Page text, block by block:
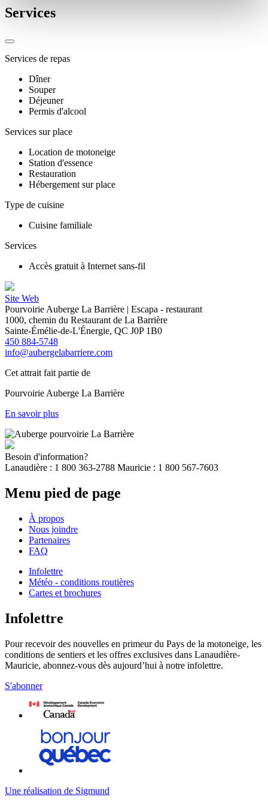
Services
Services de repas
Dîner
Souper
Déjeuner
Permis d'alcool
Services sur place
Location de motoneige
Station d'essence
Restauration
Hébergement sur place
Type de cuisine
Cuisine familiale
Services
Accès gratuit à Internet sans-fil
Site Web
Pourvoirie Auberge La Barrière | Escapa - restaurant
1000, chemin du Restaurant de La Barrière
Sainte-Émélie-de-L'Énergie, QC J0P 1B0
450 884-5748
info@aubergelabarriere.com
Cet attrait fait partie de
Pourvoirie Auberge La Barrière
En savoir plus
Besoin d'information?
Lanaudière : 1 800 363-2788 Mauricie : 1 800 567-7603
Menu pied de page
À propos
Nous joindre
Partenaires
FAQ
Infolettre
Météo - conditions routières
Cartes et brochures
Infolettre
Pour recevoir des nouvelles en primeur du Pays de la motoneige, les
conditions de sentiers et les offres exclusives dans Lanaudière-
Mauricie, abonnez-vous dès aujourd’hui à notre infolettre.
S'abonner
Une réalisation de Sigmund